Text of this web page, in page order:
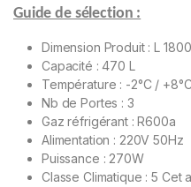
Guide de sélection :
Dimension Produit : L
Capacité : 470 L
Température : -2°C / +8°C
Nb de Portes : 3
Gaz réfrigérant : R600a
Alimentation : 220V 50Hz
Puissance : 270W
Classe Climatique : 5 Cet